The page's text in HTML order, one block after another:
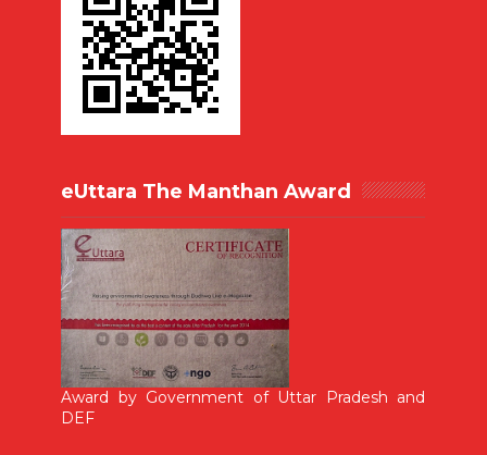
eUttara The Manthan Award
Award by Government of Uttar Pradesh and
DEF